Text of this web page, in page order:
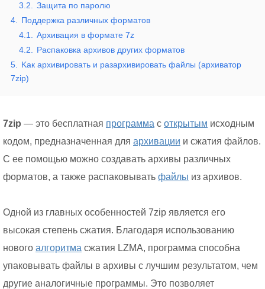
3.2.
Защита по паролю
4.
Поддержка различных форматов
4.1.
Архивация в формате 7z
4.2.
Распаковка архивов других форматов
5.
Kак архивировать и разархивировать файлы (архиватор
7zip)
7zip — это бесплатная программа с открытым исходным
кодом, предназначенная для архивации и сжатия файлов.
С ее помощью можно создавать архивы различных
форматов, а также распаковывать файлы из архивов.
Одной из главных особенностей 7zip является его
высокая степень сжатия. Благодаря использованию
нового алгоритма сжатия LZMA, программа способна
упаковывать файлы в архивы с лучшим результатом, чем
другие аналогичные программы. Это позволяет